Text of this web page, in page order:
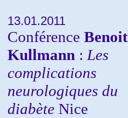
13.01.2011
Conférence Benoit
Kullmann : Les
complications
neurologiques du
diabète Nice